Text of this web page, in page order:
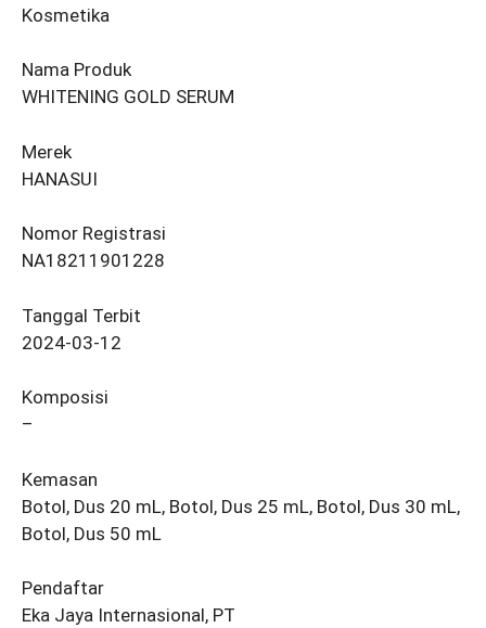
Kosmetika
Nama Produk
WHITENING GOLD SERUM
Merek
HANASUI
Nomor Registrasi
NA18211901228
Tanggal Terbit
2024-03-12
Komposisi
–
Kemasan
Botol, Dus 20 mL, Botol, Dus 25 mL, Botol, Dus 30 mL,
Botol, Dus 50 mL
Pendaftar
Eka Jaya Internasional, PT